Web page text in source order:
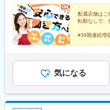
本駅、新可児駅、美濃川合
前駅、那加駅、新加納駅、
恵那駅、東野駅(岐阜県)、
前平公園駅、美濃太田駅、
白沢駅、関下有知駅、関駅(
県)、伏見駅(愛知県)、平安
駅、新瀬戸駅、豊川稲荷駅
前駅、粟島駅、西富山駅、
駅、新那加駅、各務ケ原駅
瀬戸市駅、オークスカナル
川市、三鷹市、小金井市、
市、昭島市、調布市、武蔵
市、市川市、習志野市、佐
市、川口市、川越市、草加
駅、高座渋谷駅、踊場駅、
駅、逗子駅、並木北駅、上
ンター南駅、古淵駅、都筑
大泉学園駅、綾瀬駅、上井
橋本町駅、銀座一丁目駅、
丘駅、雑色駅、小竹向原駅
屋敷駅(東京都)、十条駅(東
公園駅、中板橋駅、高円寺
配属店舗はご
転勤なしで
#39期連続増
#4週8休で
#早期昇格
気になる